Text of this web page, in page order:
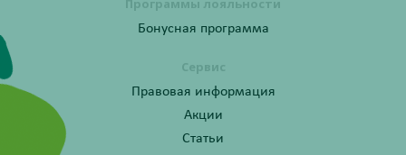
Программы лояльности
Бонусная программа
Сервис
Правовая информация
Акции
Статьи